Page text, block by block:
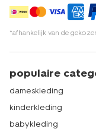
*afhankelijk van de
populaire
dameskleding
kinderkleding
babykleding